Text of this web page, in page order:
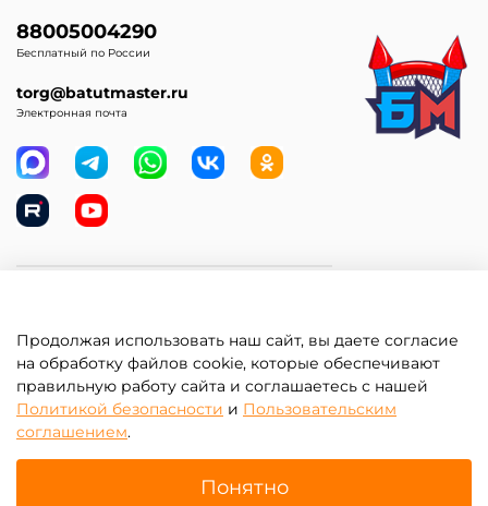
Клиентам
Информация
88005004290
Бесплатный по России
torg@batutmaster.ru
Электронная почта
Продолжая использовать наш сайт, вы даете согласие
на обработку файлов cookie, которые обеспечивают
правильную работу сайта и соглашаетесь с нашей
Политикой безопасности и Пользовательским
соглашением.
Понятно